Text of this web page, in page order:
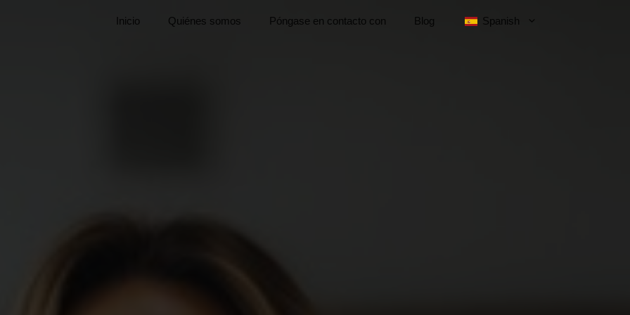
Inicio Quiénes somos Póngase en contacto con Blog Spanish